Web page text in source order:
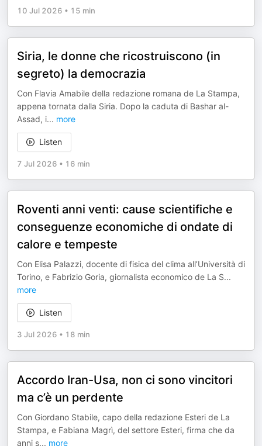
10 Jul 2026 • 15 min
Siria, le donne che ricostruiscono (in
segreto) la democrazia
Con Flavia Amabile della redazione romana de La Stampa,
appena tornata dalla Siria. Dopo la caduta di Bashar al-
Assad, i... more
Listen
7 Jul 2026 • 16 min
Roventi anni venti: cause scientifiche e
conseguenze economiche di ondate di
calore e tempeste
Con Elisa Palazzi, docente di fisica del clima all’Università di
Torino, e Fabrizio Goria, giornalista economico de La S...
more
Listen
3 Jul 2026 • 18 min
Accordo Iran-Usa, non ci sono vincitori
ma c’è un perdente
Con Giordano Stabile, capo della redazione Esteri de La
Stampa, e Fabiana Magrì, del settore Esteri, firma che da
anni s... more